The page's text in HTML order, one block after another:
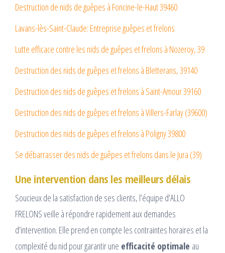
Destruction de nids de guêpes à Foncine-le-Haut 39460
Lavans-lès-Saint-Claude: Entreprise guêpes et frelons
Lutte efficace contre les nids de guêpes et frelons à Nozeroy, 39
Destruction des nids de guêpes et frelons à Bletterans, 39140
Destruction des nids de guêpes et frelons à Saint-Amour 39160
Destruction des nids de guêpes et frelons à Villers-Farlay (39600)
Destruction des nids de guêpes et frelons à Poligny 39800
Se débarrasser des nids de guêpes et frelons dans le Jura (39)
Une intervention dans les meilleurs délais
Soucieux de la satisfaction de ses clients, l’équipe d’ALLO
FRELONS veille à répondre rapidement aux demandes
d’intervention. Elle prend en compte les contraintes horaires et la
complexité du nid pour garantir une efficacité optimale au